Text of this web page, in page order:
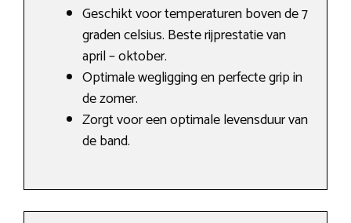
Geschikt voor temperaturen boven de 7
graden celsius. Beste rijprestatie van
april – oktober.
Optimale wegligging en perfecte grip in
de zomer.
Zorgt voor een optimale levensduur van
de band.